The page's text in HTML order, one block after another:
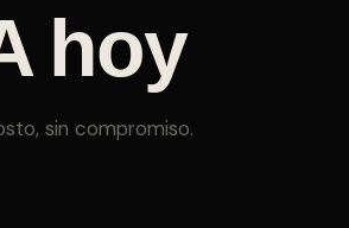
hoy
sin compromiso.